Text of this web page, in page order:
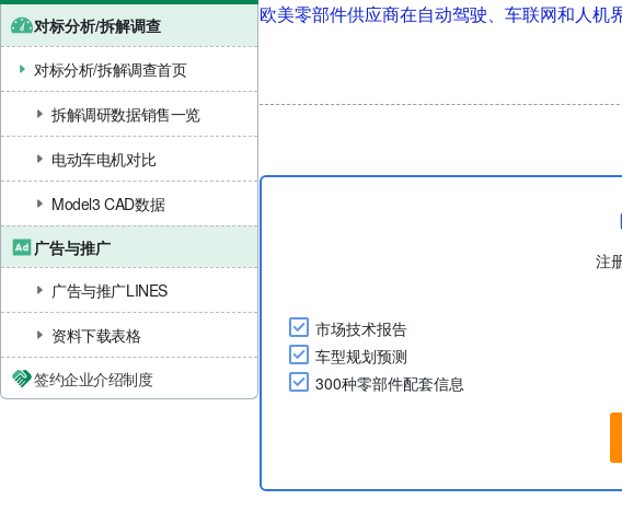
对标分析/拆解调查
对标分析/拆解调查首页
拆解调研数据销售一览
电动车电机对比
Model3 CAD数据
广告与推广
广告与推广LINES
资料下载表格
签约企业介绍制度
欧美零部件供应商在自动驾驶、车联网和人机
注
市场技术报告
车型规划预测
300种零部件配套信息